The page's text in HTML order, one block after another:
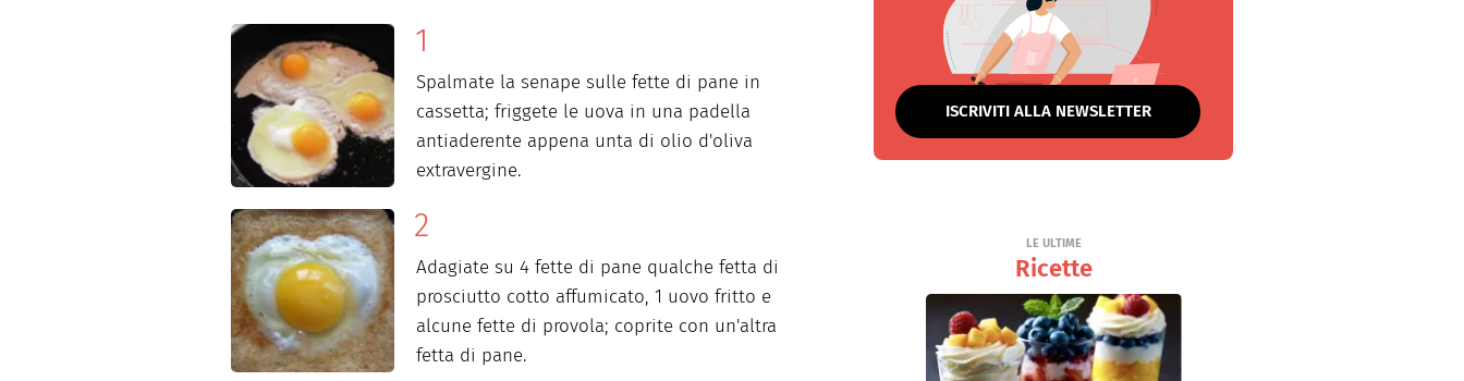
Spalmate la senape sulle fette di pane in
cassetta; friggete le uova in una padella
antiaderente appena unta di olio d'oliva
extravergine.
Adagiate su 4 fette di pane qualche fetta di
prosciutto cotto affumicato, 1 uovo fritto e
alcune fette di provola; coprite con un'altra
fetta di pane.
ISCRIVITI ALLA NEWSLETTER
LE ULTIME
Ricette